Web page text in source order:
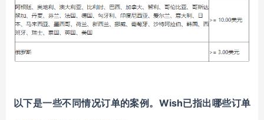
以下是一些不同情况订单的案例。Wish已指出哪些订单